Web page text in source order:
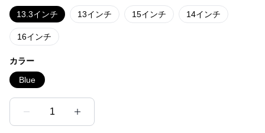
13.3インチ 13インチ 15インチ 14インチ
16インチ
カラー
Blue
1